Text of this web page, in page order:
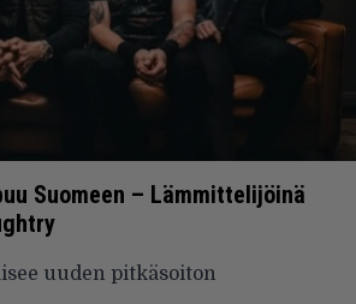
Suomeen – Lämmittelijöinä
uuden pitkäsoiton